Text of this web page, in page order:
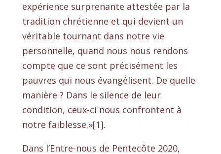
expérience surprenante attestée par la
tradition chrétienne et qui devient un
véritable tournant dans notre vie
personnelle, quand nous nous rendons
compte que ce sont précisément les
pauvres qui nous évangélisent. De quelle
manière ? Dans le silence de leur
condition, ceux-ci nous confrontent à
notre faiblesse.»[1].
Dans l’Entre-nous de Pentecôte 2020,